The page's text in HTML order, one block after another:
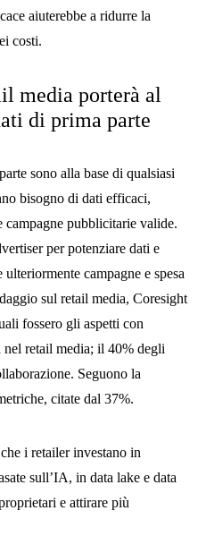
aiuterebbe a ridurre la
costi.
media porterà al
di prima parte
sono alla base di qualsiasi
bisogno di dati efficaci,
pubblicitarie valide.
per potenziare dati e
campagne e spesa
sul retail media, Coresight
fossero gli aspetti con
retail media; il 40% degli
Seguono la
citate dal 37%.
i retailer investano in
sull’IA, in data lake e data
e attirare più